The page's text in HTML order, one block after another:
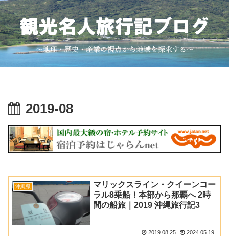
2019-08
沖縄県
マリックスライン・クイーンコー
ラル8乗船！本部から那覇へ 2時
間の船旅｜2019 沖縄旅行記3
2019.08.25 2024.05.19